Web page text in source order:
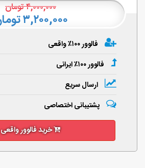
۴,۰۰۰,۰۰۰تومان
۳,۲۰۰,۰۰۰ تومان
فالوور ۱۰۰٪ واقعی
فالوور ۱۰۰٪ ایرانی
ارسال سریع
پشتیبانی اختصاصی
خرید فالوور واقعی